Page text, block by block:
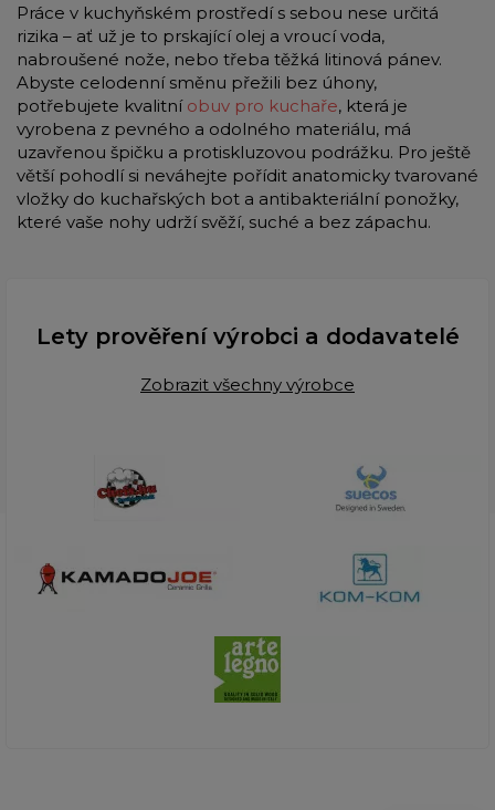
Práce v kuchyňském prostředí s sebou nese určitá
rizika – ať už je to prskající olej a vroucí voda,
nabroušené nože, nebo třeba těžká litinová pánev.
Abyste celodenní směnu přežili bez úhony,
potřebujete kvalitní obuv pro kuchaře, která je
vyrobena z pevného a odolného materiálu, má
uzavřenou špičku a protiskluzovou podrážku. Pro ještě
větší pohodlí si neváhejte pořídit anatomicky tvarované
vložky do kuchařských bot a antibakteriální ponožky,
které vaše nohy udrží svěží, suché a bez zápachu.
Lety prověření výrobci a dodavatelé
Zobrazit všechny výrobce